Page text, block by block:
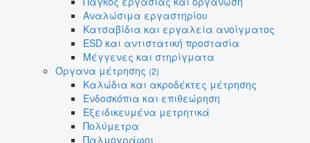
Αναλώσιμα εργαστηρίου
Κατσαβίδια και εργαλεία ανοίγματος
ESD και αντιστατική προστασία
Μέγγενες και στηρίγματα
Όργανα μέτρησης (2)
Καλώδια και ακροδέκτες μέτρησης
Ενδοσκόπια και επιθεώρηση
Εξειδικευμένα μετρητικά
Πολύμετρα
Παλμογράφοι